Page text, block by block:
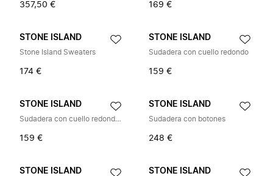
357,50 € 169 €
STONE ISLAND
Stone Island Sweaters
174 €
STONE ISLAND
Sudadera con cuello redondo
159 €
STONE ISLAND
Sudadera con cuello redondo y bandas laterales acanaladas
159 €
STONE ISLAND
Sudadera con botones
248 €
STONE ISLAND STONE ISLAND